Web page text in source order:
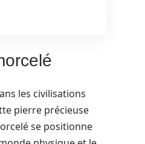
les civilisations
pierre précieuse
se positionne